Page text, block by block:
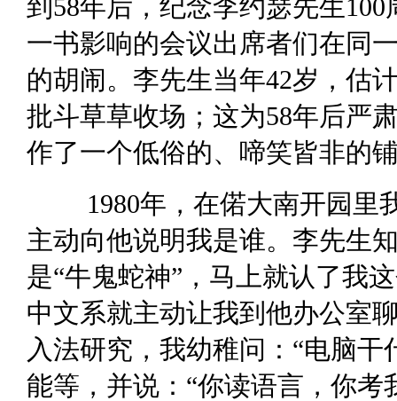
到58年后，纪念李约瑟先生
一书影响的会议出席者们在同
的胡闹。李先生当年42岁，估
批斗草草收场；这为58年后严
作了一个低俗的、啼笑皆非的
1980年，在偌大南开园里
主动向他说明我是谁。李先生
是“牛鬼蛇神”，马上就认了我
中文系就主动让我到他办公室
入法研究，我幼稚问：“电脑
能等，并说：“你读语言，你